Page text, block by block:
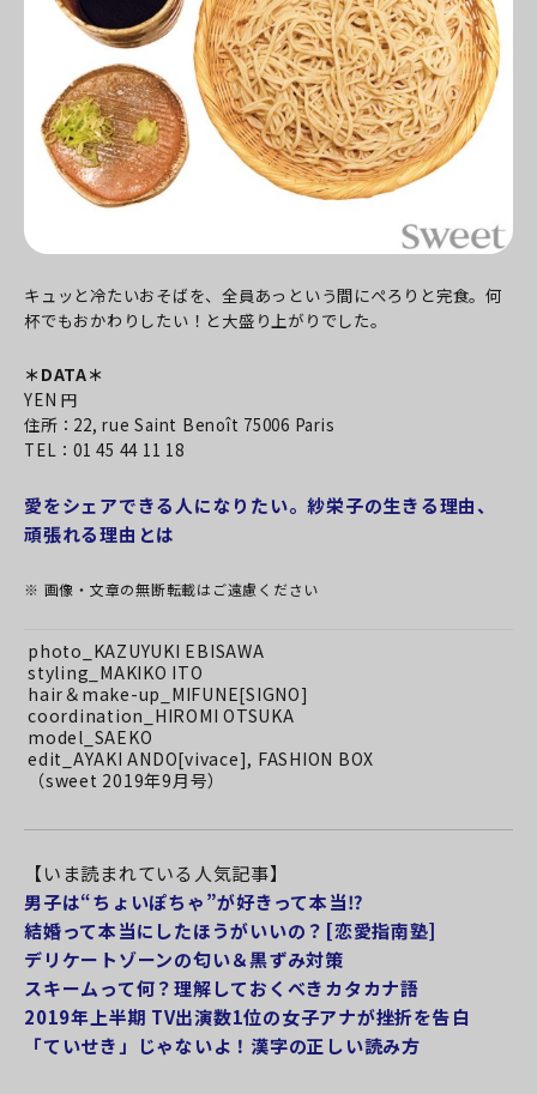
キュッと冷たいおそばを、全員あっという間にぺろりと完食。何
杯でもおかわりしたい！と大盛り上がりでした。
＊DATA＊
YEN 円
住所：22, rue Saint Benoît 75006 Paris
TEL：01 45 44 11 18
愛をシェアできる人になりたい。紗栄子の生きる理由、
頑張れる理由とは
※ 画像・文章の無断転載はご遠慮ください
photo_KAZUYUKI EBISAWA
styling_MAKIKO ITO
hair＆make-up_MIFUNE[SIGNO]
coordination_HIROMI OTSUKA
model_SAEKO
edit_AYAKI ANDO[vivace], FASHION BOX
（sweet 2019年9月号）
【いま読まれている人気記事】
男子は“ちょいぽちゃ”が好きって本当⁉︎
結婚って本当にしたほうがいいの？[恋愛指南塾]
デリケートゾーンの匂い＆黒ずみ対策
スキームって何？理解しておくべきカタカナ語
2019年上半期 TV出演数1位の女子アナが挫折を告白
「ていせき」じゃないよ！漢字の正しい読み方